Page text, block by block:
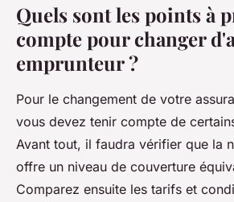
Quels sont les points à
compte pour changer
emprunteur ?
Pour le changement de votre
vous devez tenir compte de
Avant tout, il faudra vérifier que la
offre un niveau de couverture
Comparez ensuite les tarifs et